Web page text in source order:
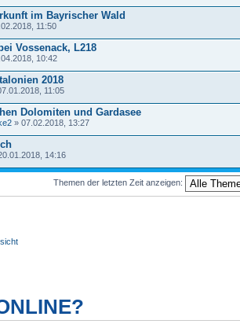
im Bayrischer Wald
11:50
Vossenack, L218
10:42
2018
11:05
Dolomiten und Gardasee
» 07.02.2018, 13:27
14:16
Themen der letzten Zeit anzeigen: